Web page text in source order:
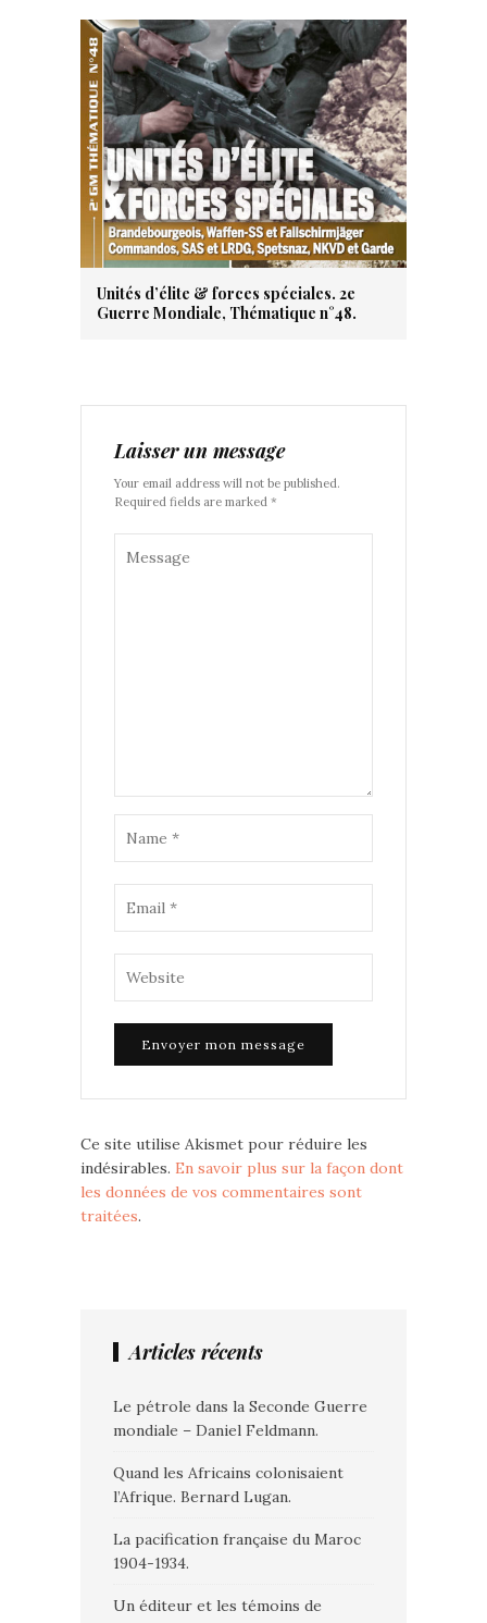
Unités d’élite & forces spéciales. 2e
Guerre Mondiale, Thématique n°48.
Laisser un message
Your email address will not be published.
Required fields are marked *
Ce site utilise Akismet pour réduire les
indésirables. En savoir plus sur la façon dont
les données de vos commentaires sont
traitées.
Articles récents
Le pétrole dans la Seconde Guerre
mondiale – Daniel Feldmann.
Quand les Africains colonisaient
l’Afrique. Bernard Lugan.
La pacification française du Maroc
1904-1934.
Un éditeur et les témoins de